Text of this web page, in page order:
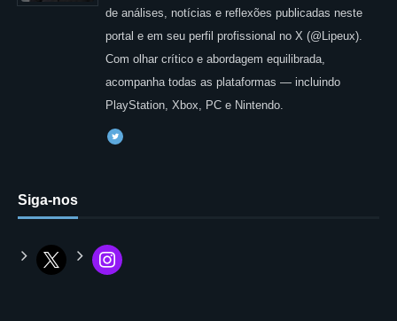
de análises, notícias e reflexões publicadas neste
portal e em seu perfil profissional no X (@Lipeux).
Com olhar crítico e abordagem equilibrada,
acompanha todas as plataformas — incluindo
PlayStation, Xbox, PC e Nintendo.
Siga-nos